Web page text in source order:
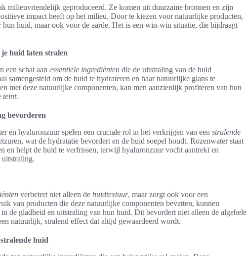
milieuvriendelijk geproduceerd. Ze komen uit duurzame bronnen en zijn
impact heeft op het milieu. Door te kiezen voor natuurlijke producten,
huid, maar ook voor de aarde. Het is een win-win situatie, die bijdraagt
huid laten stralen
een schat aan essentiële ingrediënten die de uitstraling van de huid
samengesteld om de huid te hydrateren en haar natuurlijke glans te
met deze natuurlijke componenten, kan men aanzienlijk profiteren van hun
teint.
bevorderen
en hyaluronzuur spelen een cruciale rol in het verkrijgen van een stralende
wat de hydratatie bevordert en de huid soepel houdt. Rozenwater staat
en helpt de huid te verfrissen, terwijl hyaluronzuur vocht aantrekt en
uitstraling.
verbetert niet alleen de huidtextuur, maar zorgt ook voor een
van producten die deze natuurlijke componenten bevatten, kunnen
de gladheid en uitstraling van hun huid. Dit bevordert niet alleen de algehele
natuurlijk, stralend effect dat altijd gewaardeerd wordt.
huid